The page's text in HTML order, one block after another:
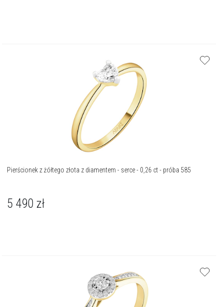
Pierścionek z żółtego złota z diamentem - serce - 0,26 ct - próba 585
5 490 zł